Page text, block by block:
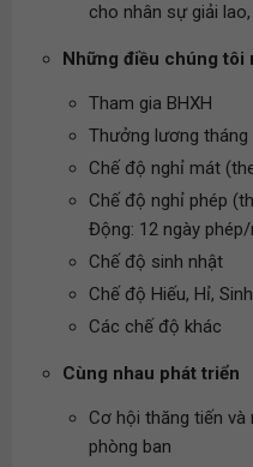
cho nhân sự giải
Những điều chúng tôi
Tham gia BHXH
Thưởng lương tháng
Chế độ nghỉ mát
Chế độ nghỉ phép
Động: 12 ngày
Chế độ sinh nhật
Chế độ Hiếu, Hỉ,
Các chế độ khác
Cùng nhau phát triển
Cơ hội thăng tiến và
phòng ban